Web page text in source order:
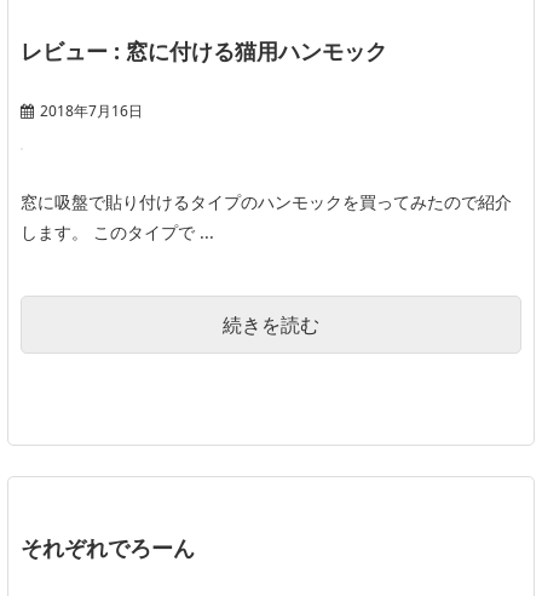
レビュー : 窓に付ける猫用ハンモック
2018年7月16日
窓に吸盤で貼り付けるタイプのハンモックを買ってみたので紹介
します。 このタイプで ...
続きを読む
それぞれでろーん